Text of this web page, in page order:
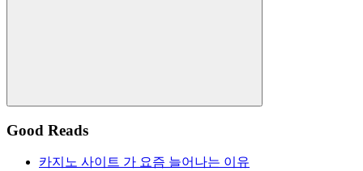
Search
Good Reads
카지노 사이트 가 요즘 늘어나는 이유